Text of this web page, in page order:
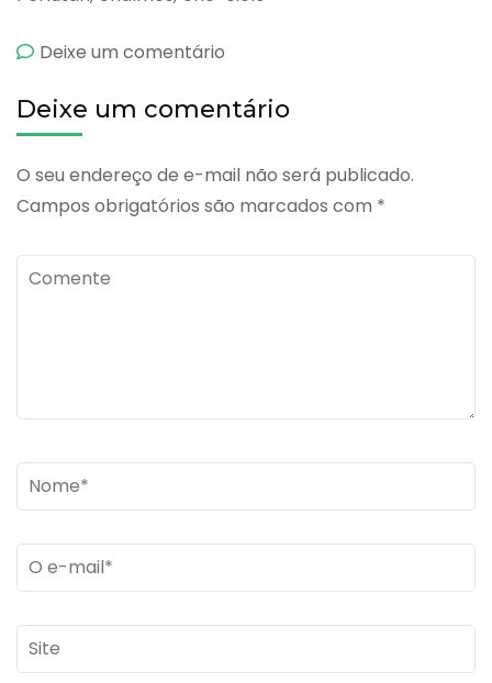
Deixe um comentário
Deixe um comentário
O seu endereço de e-mail não será publicado.
Campos obrigatórios são marcados com *
Comente
Name*
Email *
Site